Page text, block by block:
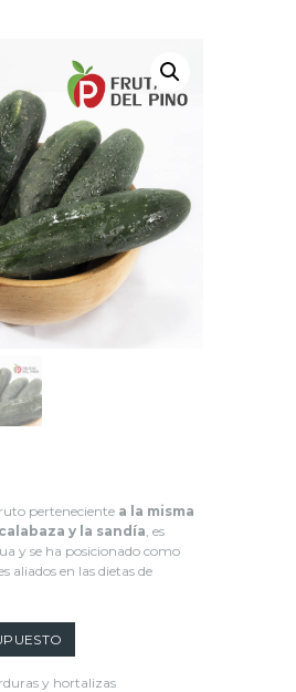
perteneciente a la misma
y la sandía, es
y se ha posicionado como
aliados en las dietas de
y hortalizas